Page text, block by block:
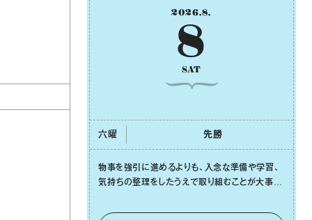
2026.8.
8
SAT
六曜 先勝
物事を強引に進めるよりも、⼊念な準備や学習、
気持ちの整理をしたうえで取り組むことが⼤事な
も焦らないで。意思を伝える⼯夫をしたり、あなた